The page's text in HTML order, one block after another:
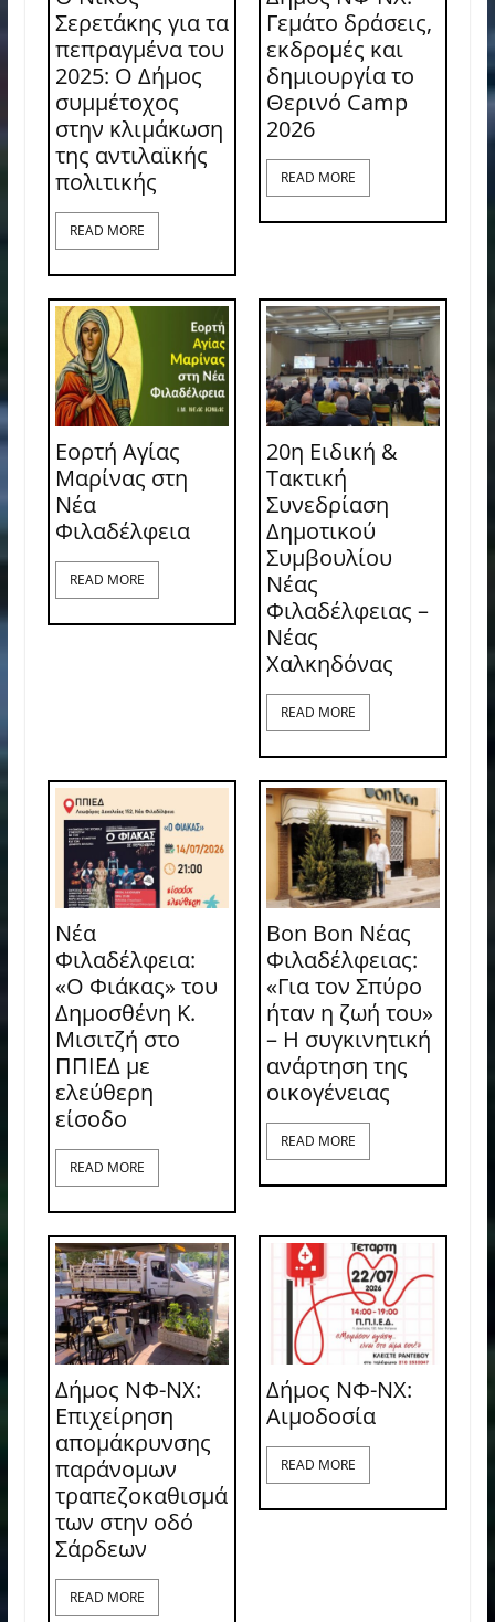
Σερετάκης για τα
πεπραγμένα του
2025: Ο Δήμος
συμμέτοχος
στην κλιμάκωση
της αντιλαϊκής
πολιτικής
READ MORE
Γεμάτο δράσεις,
εκδρομές και
δημιουργία το
Θερινό Camp
2026
READ MORE
Εορτή Αγίας
Μαρίνας στη
Νέα
Φιλαδέλφεια
READ MORE
20η Ειδική &
Τακτική
Συνεδρίαση
Δημοτικού
Συμβουλίου
Νέας
Φιλαδέλφειας –
Νέας
Χαλκηδόνας
READ MORE
Νέα
Φιλαδέλφεια:
«Ο Φιάκας» του
Δημοσθένη Κ.
Μισιτζή στο
ΠΠΙΕΔ με
ελεύθερη
είσοδο
READ MORE
Bon Bon Νέας
Φιλαδέλφειας:
«Για τον Σπύρο
ήταν η ζωή του»
– Η συγκινητική
ανάρτηση της
οικογένειας
READ MORE
Δήμος ΝΦ-ΝΧ:
Επιχείρηση
απομάκρυνσης
παράνομων
τραπεζοκαθισμά
των στην οδό
Σάρδεων
READ MORE
Δήμος ΝΦ-ΝΧ:
Aιμοδοσία
READ MORE